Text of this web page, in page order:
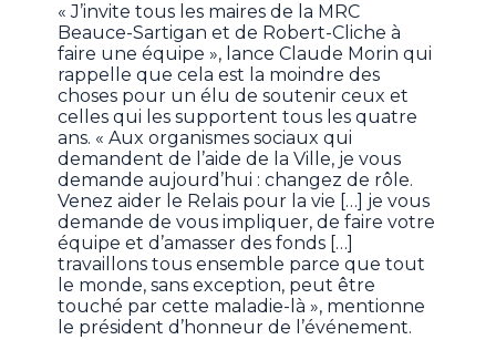
« J’invite tous les maires de la MRC
Beauce-Sartigan et de Robert-Cliche à
faire une équipe », lance Claude Morin qui
rappelle que cela est la moindre des
choses pour un élu de soutenir ceux et
celles qui les supportent tous les quatre
ans. « Aux organismes sociaux qui
demandent de l’aide de la Ville, je vous
demande aujourd’hui : changez de rôle.
Venez aider le Relais pour la vie […] je vous
demande de vous impliquer, de faire votre
équipe et d’amasser des fonds […]
travaillons tous ensemble parce que tout
le monde, sans exception, peut être
touché par cette maladie-là », mentionne
le président d’honneur de l’événement.